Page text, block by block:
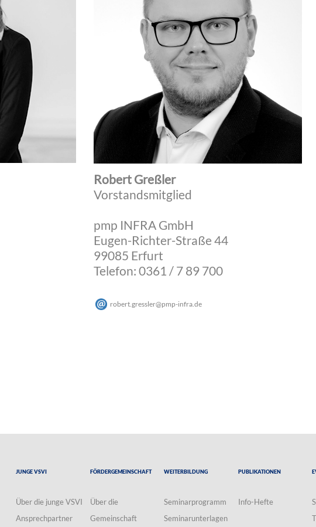
Robert Greßler
Vorstandsmitglied
pmp INFRA GmbH
Eugen-Richter-Straße 44
99085 Erfurt
Telefon: 0361 / 7 89 700
robert.gressler@pmp-infra .de
Junge VSVI
Über die junge VSVI
Ansprechpartner
Fördergemeinschaft
Über die
Gemeinschaft
Weiterbildung
Seminarprogramm
Seminarunterlagen
Publikationen
Info-Hefte